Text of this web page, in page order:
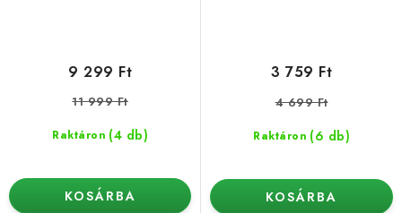
Raktáron (4 db)
9 299 Ft
11 999 Ft
KOSÁRBA
Raktáron (6 db)
3 759 Ft
4 699 Ft
KOSÁRBA